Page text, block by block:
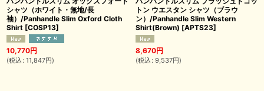
シャツ（ホワイト・無地/長
袖）/Panhandle Slim Oxford Cloth
Shirt [COSP13]
10,770円
(税込 : 11,847円)
トン ウエスタン シャツ（ブラウ
ン）/Panhandle Slim Western
Shirt(Brown) [APTS23]
8,670円
(税込 : 9,537円)